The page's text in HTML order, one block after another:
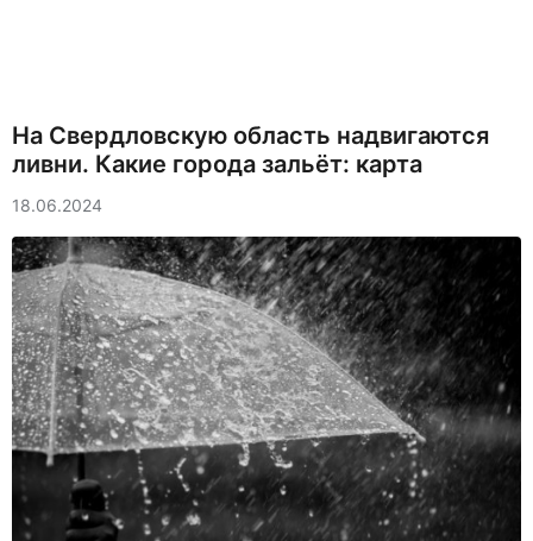
На Свердловскую область надвигаются
ливни. Какие города зальёт: карта
18.06.2024